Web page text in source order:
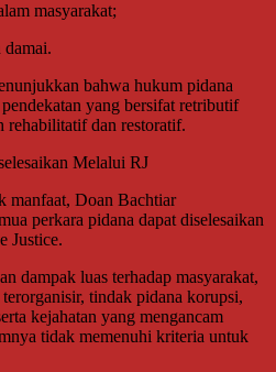
masyarakat;
damai.
bahwa hukum pidana
yang bersifat retributif
rehabilitatif dan restoratif.
Melalui RJ
manfaat, Doan Bachtiar
perkara pidana dapat diselesaikan
Justice.
dampak luas terhadap masyarakat,
tindak pidana korupsi,
kejahatan yang mengancam
tidak memenuhi kriteria untuk